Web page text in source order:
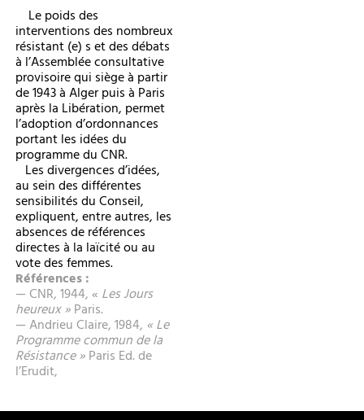
Le poids des
interventions des nombreux
résistant (e) s et des débats
à l’Assemblée consultative
provisoire qui siège à partir
de 1943 à Alger puis à Paris
après la Libération, permet
l’adoption d’ordonnances
portant les idées du
programme du CNR.
Les divergences d’idées,
au sein des différentes
sensibilités du Conseil,
expliquent, entre autres, les
absences de références
directes à la laïcité ou au
vote des femmes.
Références :
— CNR, 1944, « Les Jours
heureux »Paris.
— Andrieu Claire, 1984, « Le
Programme commun de la
Résistance »Paris Ed. de
l’Erudit,